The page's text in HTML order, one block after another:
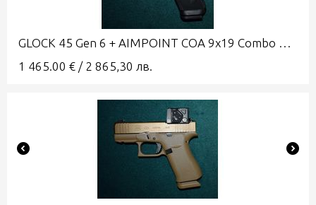
1 465.00 € / 2 865,30 лв.